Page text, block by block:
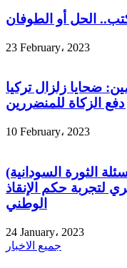
الحل أو الطوفان
23 February، 2023
ضحايا زلزال تركيا
الزكاة للمنضررين
10 February، 2023
الثورة السودانية)
لتجربة حكم الإنقاذ
الوطني
24 January، 2023
جميع الاخبار